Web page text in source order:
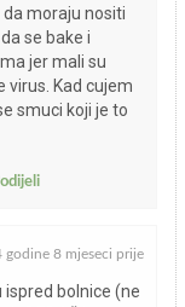
moraju nositi
se bake i
jer mali su
virus. Kad cujem
smuci koji je to
godine 8 mjeseci prije
ispred bolnice (ne